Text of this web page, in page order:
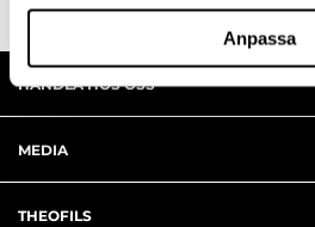
Anpassa
HANDLA HOS OSS
MEDIA
THEOFILS